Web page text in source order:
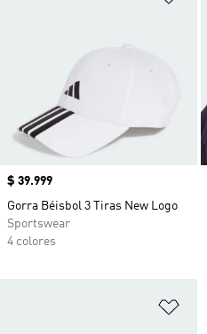
Precio
$ 39.999
Gorra Béisbol 3 Tiras New Logo
Sportswear
4 colores